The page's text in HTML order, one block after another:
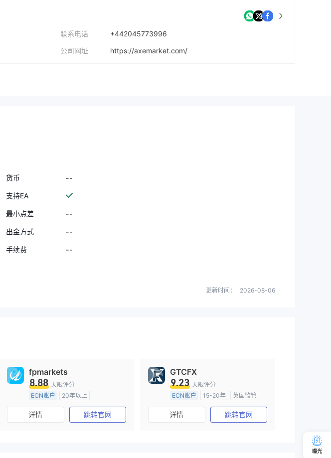
联系电话
+442045773996
公司网址
https://axemarket.com/
货币 --
支持EA
最小点差 --
出金方式 --
手续费 --
更新时间： 2026-08-06
fpmarkets
8.88 天眼评分
ECN账户
20年以上
澳大利亚监管
全牌照 (MM)
主标MT4
详情 跳转官网
GTCFX
9.23 天眼评分
ECN账户
15-20年
英国监管
全牌照 (MM)
主标MT4
详情 跳转官网
曝光